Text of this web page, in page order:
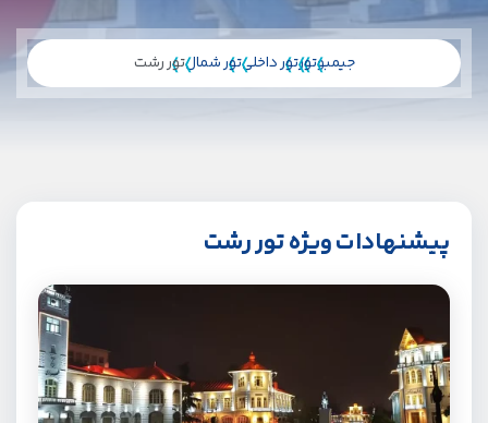
جیمبوتورتور داخلیتور شمالتور رشت
پیشنهادات ویژه تور رشت